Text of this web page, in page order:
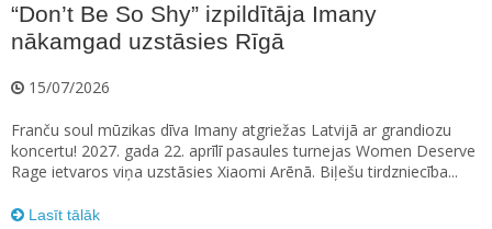
“Don’t Be So Shy” izpildītāja Imany
nākamgad uzstāsies Rīgā
15/07/2026
Franču soul mūzikas dīva Imany atgriežas Latvijā ar grandiozu
koncertu! 2027. gada 22. aprīlī pasaules turnejas Women Deserve
Rage ietvaros viņa uzstāsies Xiaomi Arēnā. Biļešu tirdzniecība...
Lasīt tālāk